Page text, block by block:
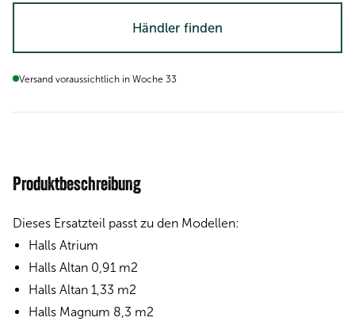
Händler finden
Versand voraussichtlich in Woche 33
Produktbeschreibung
Dieses Ersatzteil passt zu den Modellen:
Halls Atrium
Halls Altan 0,91 m2
Halls Altan 1,33 m2
Halls Magnum 8,3 m2